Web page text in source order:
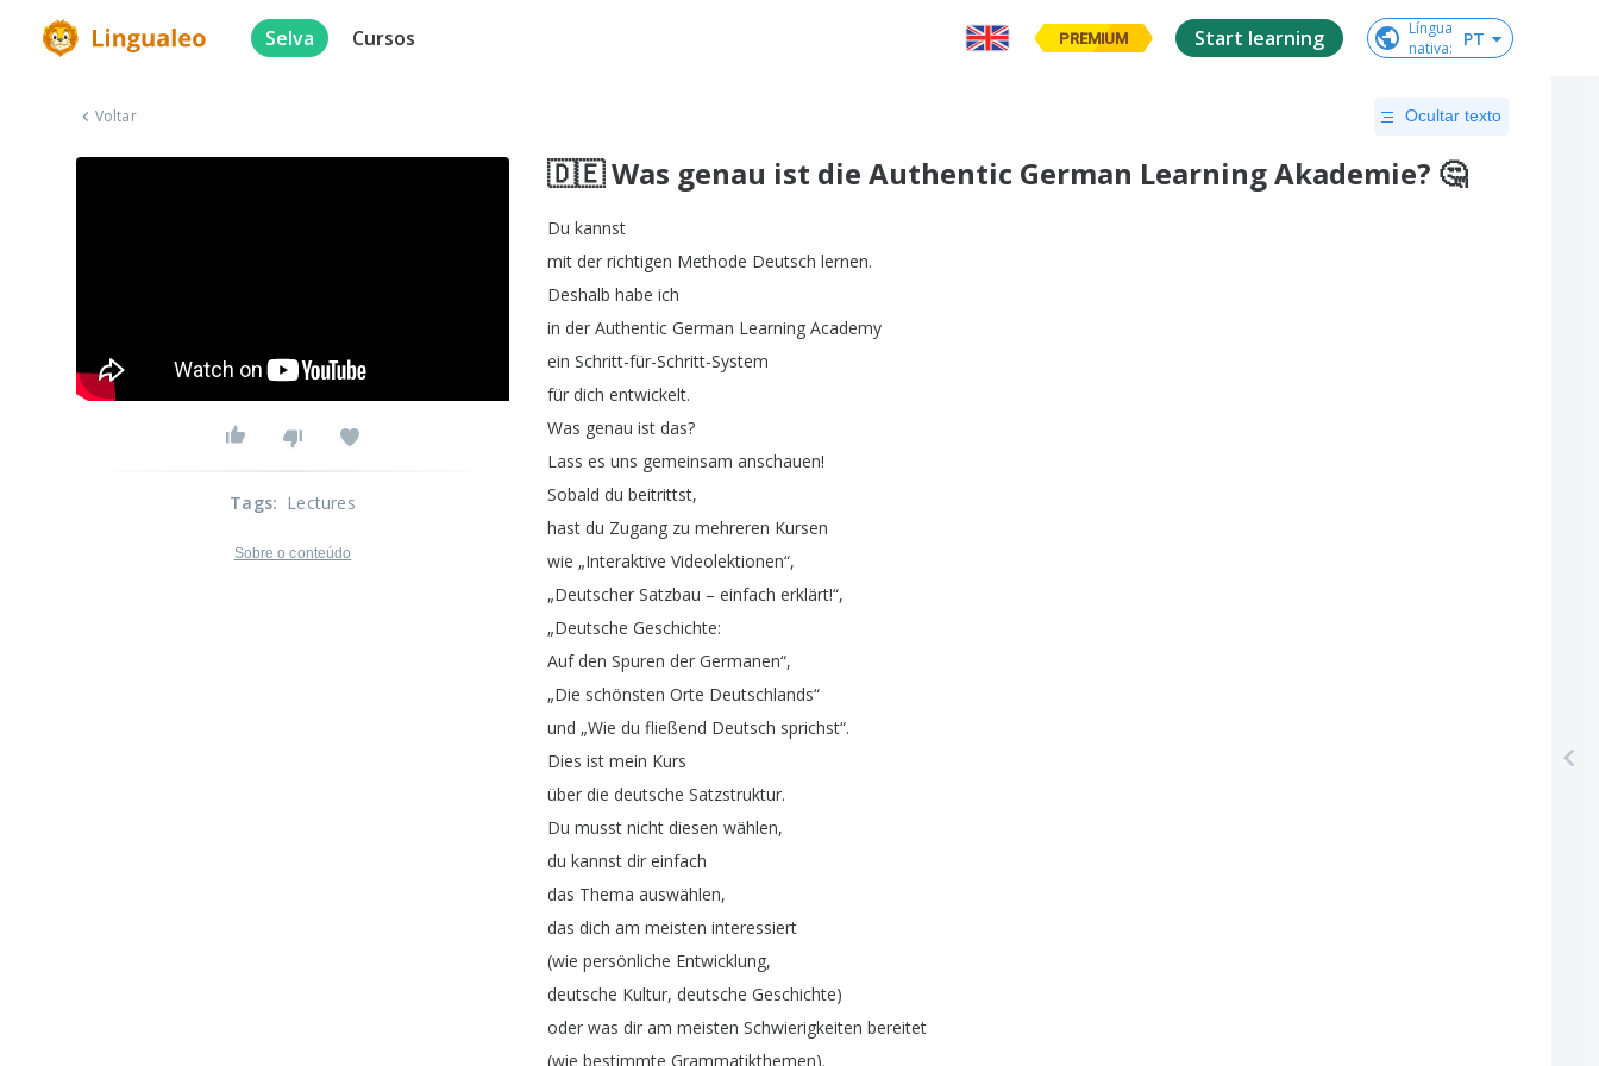
Selva Cursos PREMIUM Start learning
Língua
nativa: PT
Voltar Ocultar texto
🇩🇪 Was genau ist die Authentic German Learning Akademie? 🤔
Du kannst
mit der richtigen Methode Deutsch lernen.
Deshalb habe ich
in der Authentic German Learning Academy
ein Schritt-für-Schritt-System
für dich entwickelt.
Was genau ist das?
Lass es uns gemeinsam anschauen!
Sobald du beitrittst,
hast du Zugang zu mehreren Kursen
wie „Interaktive Videolektionen“,
„Deutscher Satzbau – einfach erklärt!“,
„Deutsche Geschichte:
Auf den Spuren der Germanen“,
„Die schönsten Orte Deutschlands“
und „Wie du fließend Deutsch sprichst“.
Dies ist mein Kurs
über die deutsche Satzstruktur.
Du musst nicht diesen wählen,
du kannst dir einfach
das Thema auswählen,
das dich am meisten interessiert
(wie persönliche Entwicklung,
deutsche Kultur, deutsche Geschichte)
oder was dir am meisten Schwierigkeiten bereitet
(wie bestimmte Grammatikthemen).
Tags: Lectures
Sobre o conteúdo